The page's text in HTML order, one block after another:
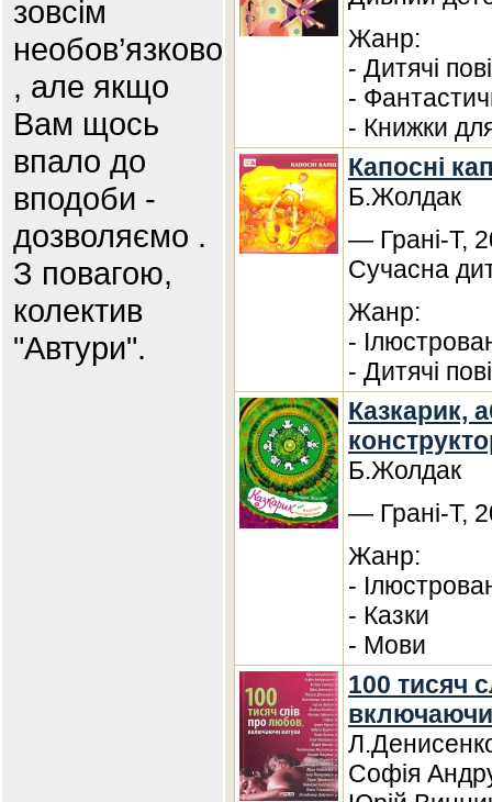
зовсім
необов’язково
, але якщо
Вам щось
впало до
вподоби -
дозволяємо .
З повагою,
колектив
"Автури".
Жанр:
- Дитячі
-
- Книжки
Капосні
Б.Жолдак
— Грані-Т,
Сучасна
Жанр:
-
- Дитячі
Казкарик,
Б.Жолдак
— Грані-Т,
Жанр:
-
- Казки
- Мови
100 тисяч
Софія